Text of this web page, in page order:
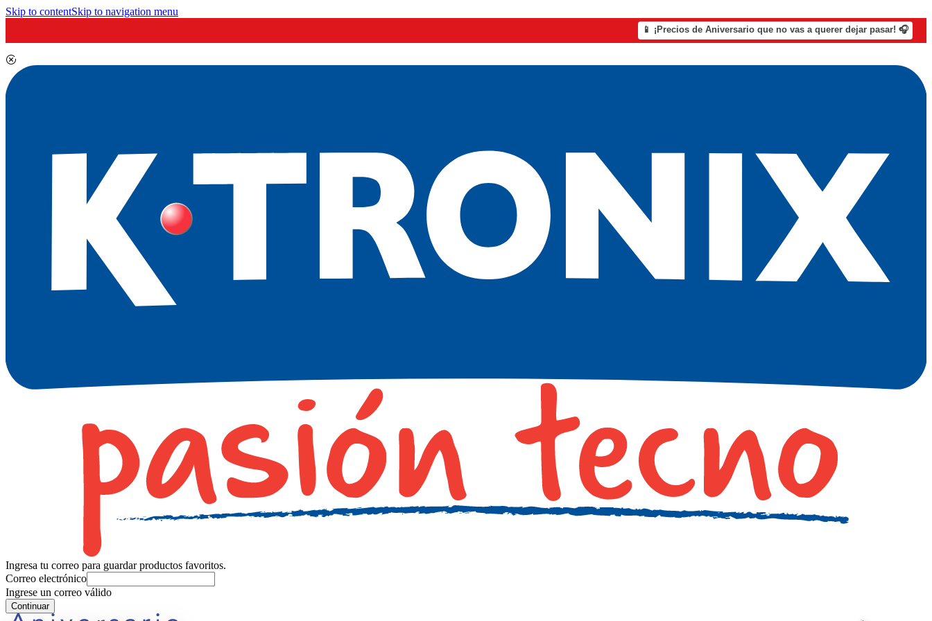
Skip to contentSkip to navigation menu
📱 ¡Precios de Aniversario que no vas a querer dejar pasar! 🎧
Ingresa tu correo para guardar productos favoritos.
Correo electrónico
Ingrese un correo válido
Continuar